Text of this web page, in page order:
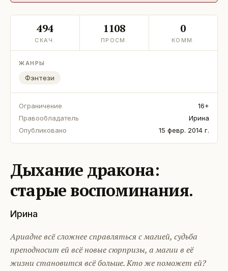
494
СКАЧ.
1108
ПРОСМ.
0
КОММ.
ЖАНРЫ
Фэнтези
Ограничение
16+
Правообладатель
Ирина
Опубликовано
15 февр. 2014 г.
Дыхание дракона:
старые воспоминания.
Ирина
Ариадне всё сложнее справляться с магией, судьба
преподносит ей всё новые сюрпризы, а магии в её
жизни становится всё больше. Кто же поможет ей?